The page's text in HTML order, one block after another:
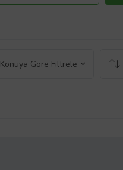
Konuya Göre Filtrele